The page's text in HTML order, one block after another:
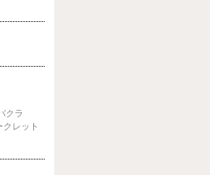
クラ
クレット